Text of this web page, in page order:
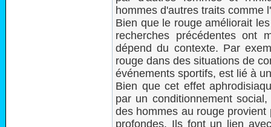
hommes d'autres traits comme
Bien que le rouge améliorait
recherches précédentes ont
dépend du contexte. Par
rouge dans des situations de
événements sportifs, est lié à
Bien que cet effet
par un conditionnement
des hommes au rouge
profondes. Ils font un lien